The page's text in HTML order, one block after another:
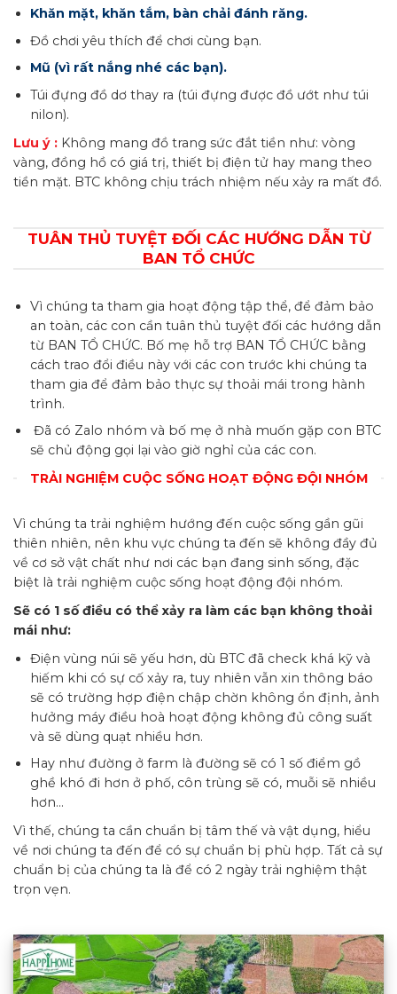
Khăn mặt, khăn tắm, bàn chải đánh răng.
Đồ chơi yêu thích để chơi cùng bạn.
Mũ (vì rất nắng nhé các bạn).
Túi đựng đồ dơ thay ra (túi đựng được đồ ướt như túi
nilon).
Lưu ý : Không mang đồ trang sức đắt tiền như: vòng
vàng, đồng hồ có giá trị, thiết bị điện tử hay mang theo
tiền mặt. BTC không chịu trách nhiệm nếu xảy ra mất đồ.
TUÂN THỦ TUYỆT ĐỐI CÁC HƯỚNG DẪN TỪ
BAN TỔ CHỨC
Vì chúng ta tham gia hoạt động tập thể, để đảm bảo
an toàn, các con cần tuân thủ tuyệt đối các hướng dẫn
từ BAN TỔ CHỨC. Bố mẹ hỗ trợ BAN TỔ CHỨC bằng
cách trao đổi điều này với các con trước khi chúng ta
tham gia để đảm bảo thực sự thoải mái trong hành
trình.
Đã có Zalo nhóm và bố mẹ ở nhà muốn gặp con BTC
sẽ chủ động gọi lại vào giờ nghỉ của các con.
TRẢI NGHIỆM CUỘC SỐNG HOẠT ĐỘNG ĐỘI NHÓM
Vì chúng ta trải nghiệm hướng đến cuộc sống gần gũi
thiên nhiên, nên khu vực chúng ta đến sẽ không đầy đủ
về cơ sở vật chất như nơi các bạn đang sinh sống, đặc
biệt là trải nghiệm cuộc sống hoạt động đội nhóm.
Sẽ có 1 số điều có thể xảy ra làm các bạn không thoải
mái như:
Điện vùng núi sẽ yếu hơn, dù BTC đã check khá kỹ và
hiếm khi có sự cố xảy ra, tuy nhiên vẫn xin thông báo
sẽ có trường hợp điện chập chờn không ổn định, ảnh
hưởng máy điều hoà hoạt động không đủ công suất
và sẽ dùng quạt nhiều hơn.
Hay như đường ở farm là đường sẽ có 1 số điểm gồ
ghề khó đi hơn ở phố, côn trùng sẽ có, muỗi sẽ nhiều
hơn…
Vì thế, chúng ta cần chuẩn bị tâm thế và vật dụng, hiểu
về nơi chúng ta đến để có sự chuẩn bị phù hợp. Tất cả sự
chuẩn bị của chúng ta là để có 2 ngày trải nghiệm thật
trọn vẹn.